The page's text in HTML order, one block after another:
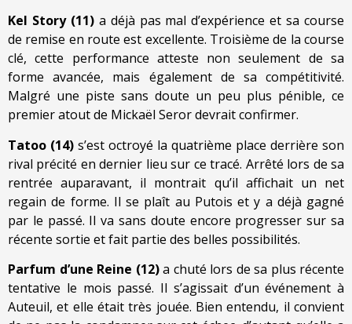
Kel Story (11)a déjà pas mal d’expérience et sa course
de remise en route est excellente. Troisième de la course
clé, cette performance atteste non seulement de sa
forme avancée, mais également de sa compétitivité.
Malgré une piste sans doute un peu plus pénible, ce
premier atout de Mickaël Seror devrait confirmer.
Tatoo (14) s’est octroyé la quatrième place derrière son
rival précité en dernier lieu sur ce tracé. Arrêté lors de sa
rentrée auparavant, il montrait qu’il affichait un net
regain de forme. Il se plaît au Putois et y a déjà gagné
par le passé. Il va sans doute encore progresser sur sa
récente sortie et fait partie des belles possibilités.
Parfum d’une Reine (12)a chuté lors de sa plus récente
tentative le mois passé. Il s’agissait d’un événement à
Auteuil, et elle était très jouée. Bien entendu, il convient